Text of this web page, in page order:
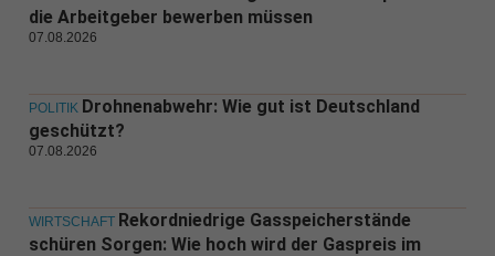
die Arbeitgeber bewerben müssen
07.08.2026
POLITIK Drohnenabwehr: Wie gut ist Deutschland
geschützt?
07.08.2026
WIRTSCHAFT Rekordniedrige Gasspeicherstände
schüren Sorgen: Wie hoch wird der Gaspreis im